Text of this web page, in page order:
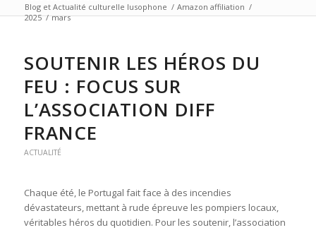
Blog et Actualité culturelle lusophone / Amazon affiliation /
2025 / mars
SOUTENIR LES HÉROS DU
FEU : FOCUS SUR
L’ASSOCIATION DIFF
FRANCE
ACTUALITÉ
Chaque été, le Portugal fait face à des incendies
dévastateurs, mettant à rude épreuve les pompiers locaux,
véritables héros du quotidien. Pour les soutenir, l’association